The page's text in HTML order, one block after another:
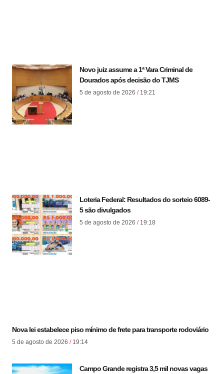
Novo juiz assume a 1ª Vara Criminal de
Dourados após decisão do TJMS
5 de agosto de 2026 19:21
Loteria Federal: Resultados do sorteio 6089-
5 são divulgados
5 de agosto de 2026 19:18
Nova lei estabelece piso mínimo de frete para transporte rodoviário
5 de agosto de 2026 19:14
Campo Grande registra 3,5 mil novas vagas